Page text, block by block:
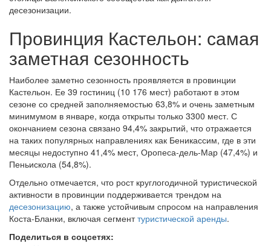
десезонизации.
Провинция Кастельон: самая
заметная сезонность
Наиболее заметно сезонность проявляется в провинции
Кастельон. Ее 39 гостиниц (10 176 мест) работают в этом
сезоне со средней заполняемостью 63,8% и очень заметным
минимумом в январе, когда открыты только 3300 мест. С
окончанием сезона связано 94,4% закрытий, что отражается
на таких популярных направлениях как Беникассим, где в эти
месяцы недоступно 41,4% мест, Оропеса-дель-Мар (47,4%) и
Пеньискола (54,8%).
Отдельно отмечается, что рост круглогодичной туристической
активности в провинции поддерживается трендом на
десезонизацию, а также устойчивым спросом на направления
Коста-Бланки, включая сегменттуристической аренды.
Поделиться в соцсетях: